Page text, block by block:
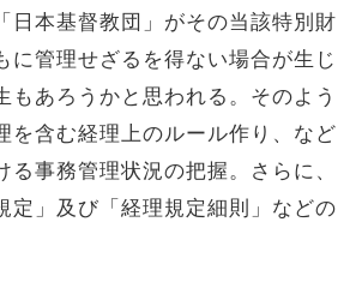
日本基督教団」がその当該特別財
に管理せざるを得ない場合が生じ
もあろうかと思われる。そのよう
を含む経理上のルール作り、など
る事務管理状況の把握。さらに、
」及び「経理規定細則」などの